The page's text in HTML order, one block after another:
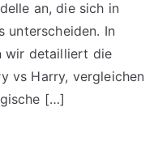
an, die sich in
unterscheiden. In
wir detailliert die
vs Harry, vergleichen
[…]